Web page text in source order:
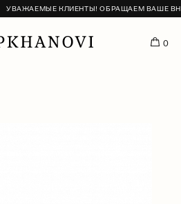
УВАЖАЕМЫЕ КЛИЕНТЫ! ОБРАЩАЕМ ВАШЕ
0